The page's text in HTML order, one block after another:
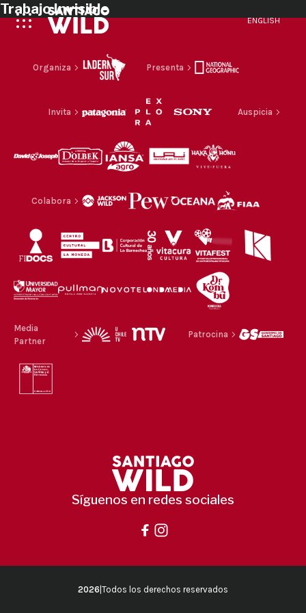
ENGLISH
Trabajo Invisible
Organiza Presenta
Invita Auspicia
Colabora
Media
Partner
Patrocina
Síguenos en redes sociales
2026 Todos los derechos reservados